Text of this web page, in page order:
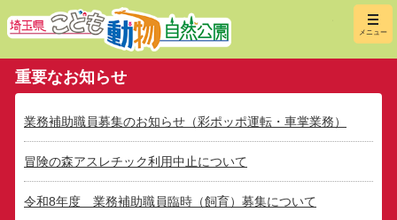
埼玉県
メニュー
重要なお知らせ
業務補助職員募集のお知らせ（彩ポッポ運転・車掌業務）
冒険の森アスレチック利用中止について
令和8年度 業務補助職員臨時（飼育）募集について